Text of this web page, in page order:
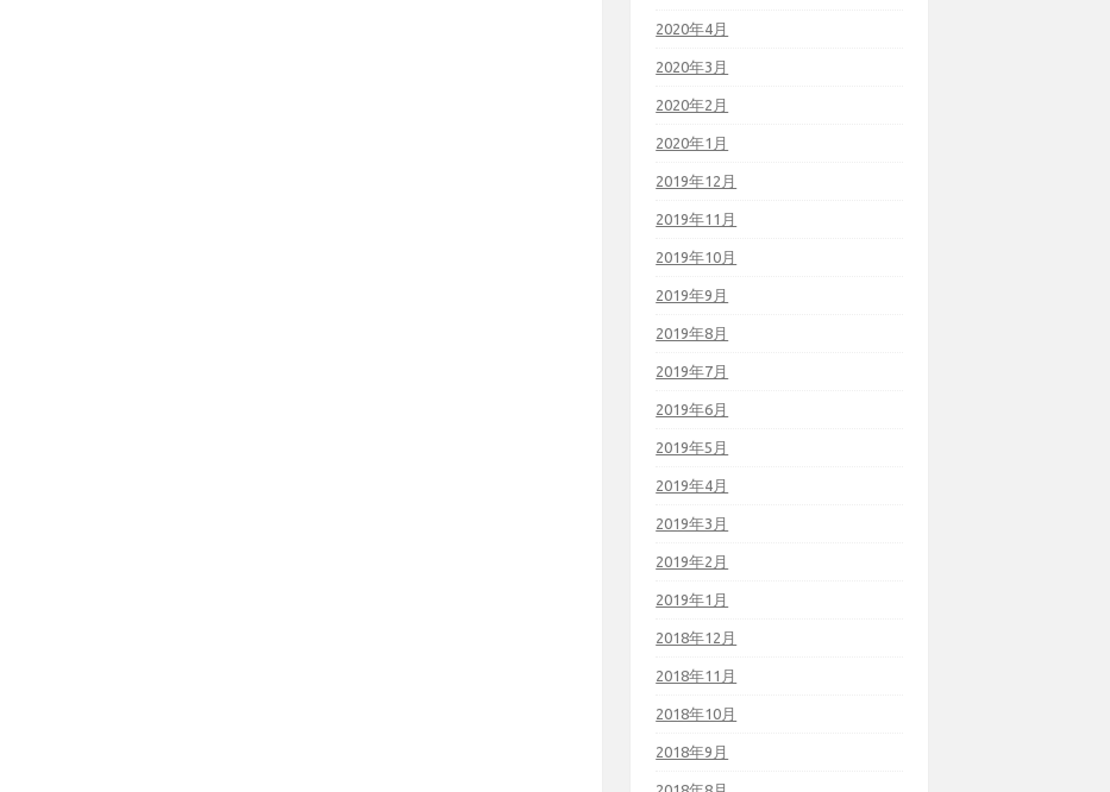
2020年4月
2020年3月
2020年2月
2020年1月
2019年12月
2019年11月
2019年10月
2019年9月
2019年8月
2019年7月
2019年6月
2019年5月
2019年4月
2019年3月
2019年2月
2019年1月
2018年12月
2018年11月
2018年10月
2018年9月